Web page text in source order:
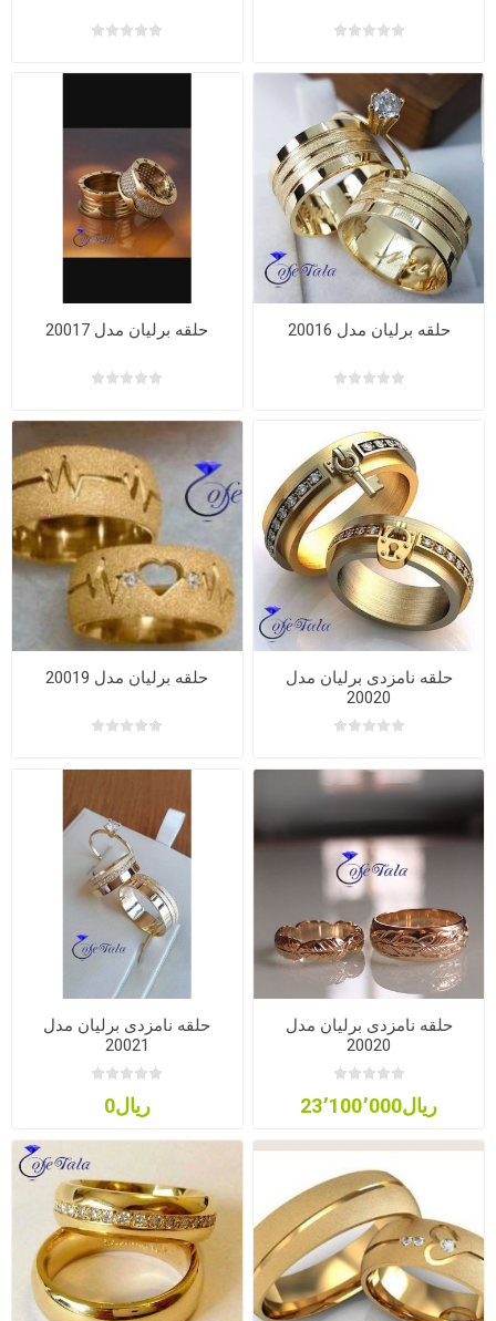
حلقه برلیان مدل 20016 حلقه برلیان مدل 20017
حلقه نامزدی برلیان مدل
20020
حلقه برلیان مدل 20019
حلقه نامزدی برلیان مدل
20020
ریال23٬100٬000
حلقه نامزدی برلیان مدل
20021
ریال0